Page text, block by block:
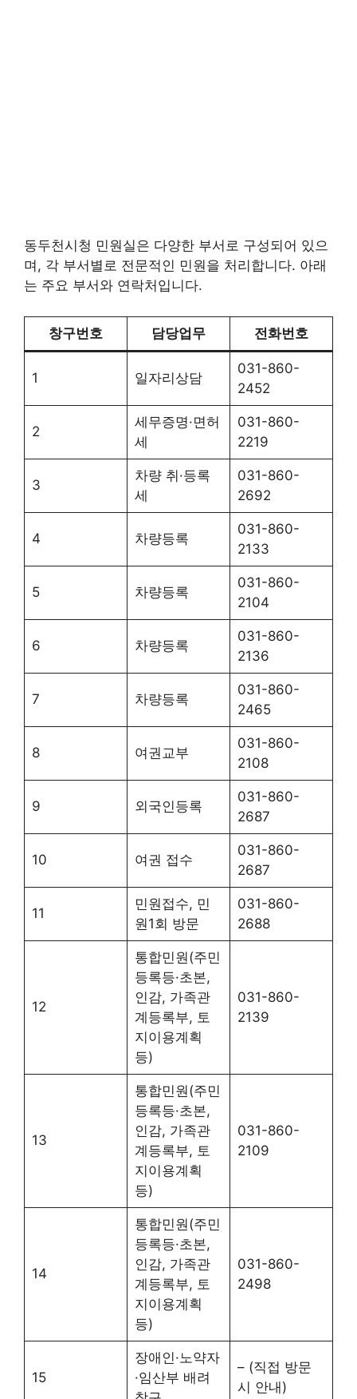
동두천시청 민원실은 다양한 부서로 구성되어 있으
며, 각 부서별로 전문적인 민원을 처리합니다. 아래
는 주요 부서와 연락처입니다.
창구번호 담당업무 전화번호
1 일자리상담
031-860-
2452
2
세무증명·면허
세
031-860-
2219
3
차량 취·등록
세
031-860-
2692
4 차량등록
031-860-
2133
5 차량등록
031-860-
2104
6 차량등록
031-860-
2136
7 차량등록
031-860-
2465
8 여권교부
031-860-
2108
9 외국인등록
031-860-
2687
10 여권 접수
031-860-
2687
11
민원접수, 민
원1회 방문
031-860-
2688
12
통합민원(주민
등록등·초본,
인감, 가족관
계등록부, 토
지이용계획
등)
031-860-
2139
13
통합민원(주민
등록등·초본,
인감, 가족관
계등록부, 토
지이용계획
등)
031-860-
2109
14
통합민원(주민
등록등·초본,
인감, 가족관
계등록부, 토
지이용계획
등)
031-860-
2498
15
장애인·노약자
·임산부 배려
– (직접 방문
시 안내)